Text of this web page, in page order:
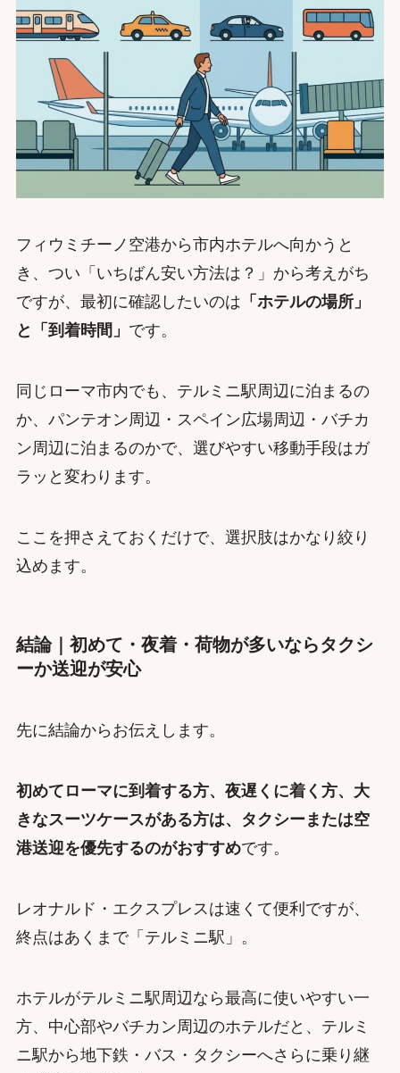
フィウミチーノ空港から市内ホテルへ向かうと
き、つい「いちばん安い方法は？」から考えがち
ですが、最初に確認したいのは 「ホテルの場所」
と「到着時間」 です。
同じローマ市内でも、テルミニ駅周辺に泊まるの
か、パンテオン周辺・スペイン広場周辺・バチカ
ン周辺に泊まるのかで、選びやすい移動手段はガ
ラッと変わります。
ここを押さえておくだけで、選択肢はかなり絞り
込めます。
結論｜初めて・夜着・荷物が多いならタクシ
ーか送迎が安心
先に結論からお伝えします。
初めてローマに到着する方、夜遅くに着く方、大
きなスーツケースがある方は、タクシーまたは空
港送迎を優先するのがおすすめです。
レオナルド・エクスプレスは速くて便利ですが、
終点はあくまで「テルミニ駅」。
ホテルがテルミニ駅周辺なら最高に使いやすい一
方、中心部やバチカン周辺のホテルだと、テルミ
ニ駅から地下鉄・バス・タクシーへさらに乗り継